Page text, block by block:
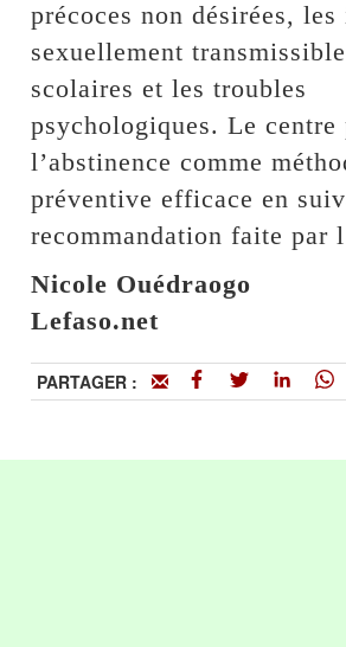
précoces non désirées,
sexuellement
scolaires et les troubles
psychologiques. Le
l’abstinence comme
préventive efficace en
recommandation faite par
Nicole Ouédraogo
Lefaso.net
PARTAGER :